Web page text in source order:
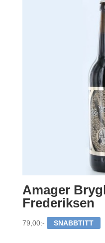
Amager
Frederiksen
79,00:- SNABBTITT